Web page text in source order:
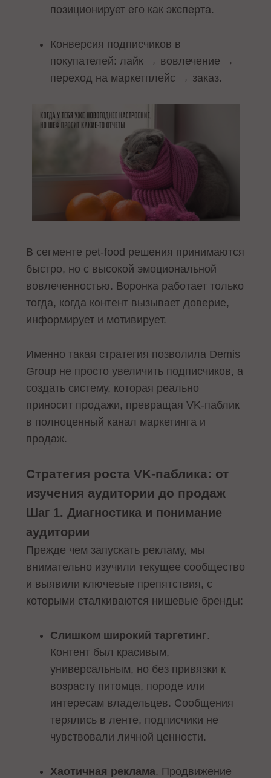
позиционирует его как эксперта.
Конверсия подписчиков в
покупателей: лайк → вовлечение →
переход на маркетплейс → заказ.
В сегменте pet‑food решения принимаются
быстро, но с высокой эмоциональной
вовлеченностью. Воронка работает только
тогда, когда контент вызывает доверие,
информирует и мотивирует.
Именно такая стратегия позволила Demis
Group не просто увеличить подписчиков, а
создать систему, которая реально
приносит продажи, превращая VK-паблик
в полноценный канал маркетинга и
продаж.
Стратегия роста VK-паблика: от
изучения аудитории до продаж
Шаг 1. Диагностика и понимание
аудитории
Прежде чем запускать рекламу, мы
внимательно изучили текущее сообщество
и выявили ключевые препятствия, с
которыми сталкиваются нишевые бренды:
Слишком широкий таргетинг.
Контент был красивым,
универсальным, но без привязки к
возрасту питомца, породе или
интересам владельцев. Сообщения
терялись в ленте, подписчики не
чувствовали личной ценности.
Хаотичная реклама. Продвижение